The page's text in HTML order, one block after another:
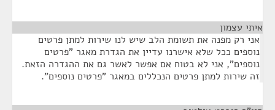
איתי עצמון
אני רק מפנה את תשומת הלב שיש לנו שירות למתן פרטים
נוספים ככל שלא אישרנו עדיין את הגדרת מאגר "פרטים
נוספים", אני לא בטוח אם אפשר לאשר גם את ההגדרה הזאת.
זה שירות למתן פרטים הנכללים במאגר "פרטים נוספים".